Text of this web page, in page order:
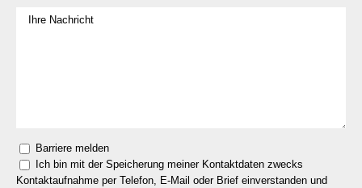
Barriere melden
Ich bin mit der Speicherung meiner Kontaktdaten zwecks
Kontaktaufnahme per Telefon, E-Mail oder Brief einverstanden und